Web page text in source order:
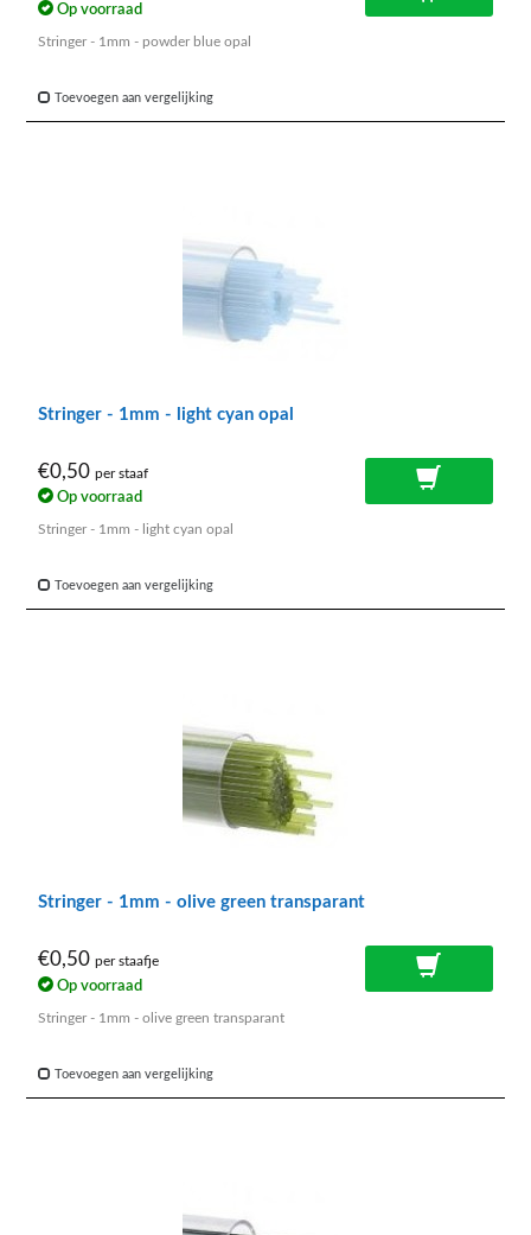
Op voorraad
Stringer - 1mm - powder blue opal
Toevoegen aan vergelijking
Stringer - 1mm - light cyan opal
€0,50 per staaf
Op voorraad
Stringer - 1mm - light cyan opal
Toevoegen aan vergelijking
Stringer - 1mm - olive green transparant
€0,50 per staafje
Op voorraad
Stringer - 1mm - olive green transparant
Toevoegen aan vergelijking